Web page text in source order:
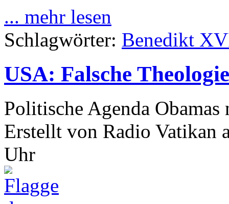
... mehr lesen
Schlagwörter: Benedikt
USA: Falsche Theologie
Politische Agenda
Erstellt von Radio Vatikan
Uhr